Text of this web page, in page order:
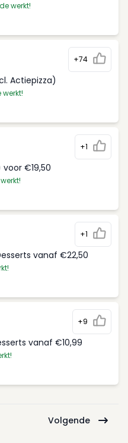
werkt!
+74
Actiepizza)
werkt!
+1
€19,50
+1
vanaf €22,50
+9
vanaf €10,99
Volgende